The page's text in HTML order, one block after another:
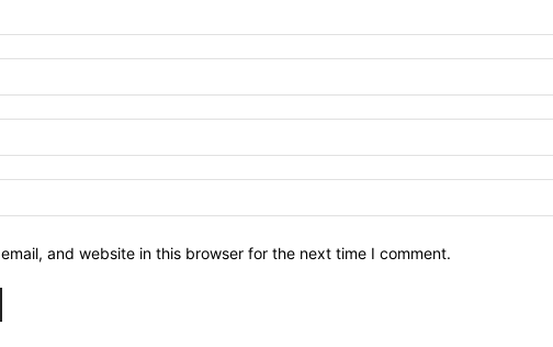
and website in this browser for the next time I comment.